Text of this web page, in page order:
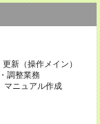
新（操作メイン）
調整業務
マニュアル作成